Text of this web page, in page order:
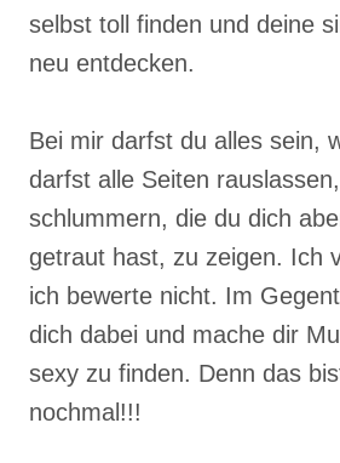
selbst toll finden und deine
neu entdecken.
Bei mir darfst du alles sein,
darfst alle Seiten
schlummern, die du dich
getraut hast, zu zeigen. Ich
ich bewerte nicht. Im
dich dabei und mache dir
sexy zu finden. Denn das
nochmal!!!